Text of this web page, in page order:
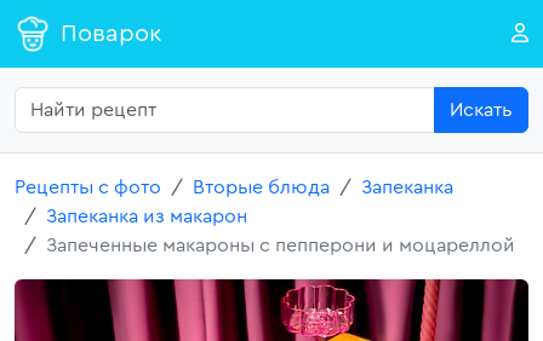
Поварок
Искать
Рецепты с фото Вторые блюда
Запеканка
Запеканка из макарон
Запеченные макароны с пепперони и моцареллой